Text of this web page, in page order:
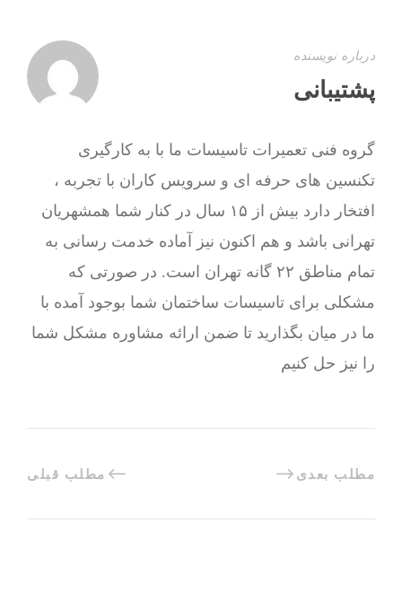
درباره نویسنده
پشتیبانی
گروه فنی تعمیرات تاسیسات ما با به‌ کارگیری
تکنسین های حرفه ای و سرویس کاران با تجربه ،
افتخار دارد بیش از ۱۵ سال در کنار شما همشهریان
تهرانی باشد و هم اکنون نیز آماده خدمت رسانی به
تمام مناطق ۲۲ گانه تهران است. در صورتی که
مشکلی برای تاسیسات ساختمان شما بوجود آمده با
ما در میان بگذارید تا ضمن ارائه مشاوره مشکل شما
را نیز حل کنیم
مطلب قبلی مطلب بعدی